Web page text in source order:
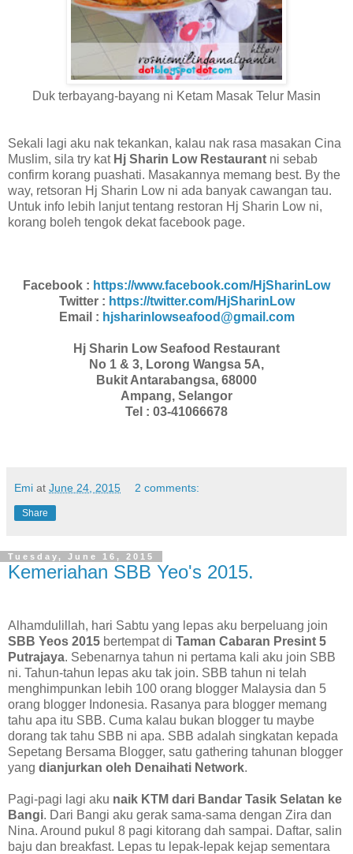
Duk terbayang-bayang ni Ketam Masak Telur Masin
Sekali lagi aku nak tekankan, kalau nak rasa masakan Cina
Muslim, sila try katHj Sharin Low Restaurant ni sebab
confirm korang puashati. Masakannya memang best. By the
way, retsoran Hj Sharin Low ni ada banyak cawangan tau.
Untuk info lebih lanjut tentang restoran Hj Sharin Low ni,
korang boleh tengok dekat facebook page.
Facebook : https://www.facebook.com/HjSharinLow
Twitter : https://twitter.com/HjSharinLow
Email : hjsharinlowseafood@gmail.com
Hj Sharin Low Seafood Restaurant
No 1 & 3, Lorong Wangsa 5A,
Bukit Antarabangsa, 68000
Ampang, Selangor
Tel : 03-41066678
Emi at June 24, 2015 2 comments:
Share
Tuesday, June 16, 2015
Kemeriahan SBB Yeo's 2015.
Alhamdulillah, hari Sabtu yang lepas aku berpeluang join
SBB Yeos 2015 bertempat di Taman Cabaran Presint 5
Putrajaya. Sebenarnya tahun ni pertama kali aku join SBB
ni. Tahun-tahun lepas aku tak join. SBB tahun ni telah
menghimpunkan lebih 100 orang blogger Malaysia dan 5
orang blogger Indonesia. Rasanya para blogger memang
tahu apa itu SBB. Cuma kalau bukan blogger tu maybe
dorang tak tahu SBB ni apa. SBB adalah singkatan kepada
Sepetang Bersama Blogger, satu gathering tahunan blogger
yang dianjurkan oleh Denaihati Network.
Pagi-pagi lagi aku naik KTM dari Bandar Tasik Selatan ke
Bangi. Dari Bangi aku gerak sama-sama dengan Zira dan
Nina. Around pukul 8 pagi kitorang dah sampai. Daftar, salin
baju dan breakfast. Lepas tu lepak-lepak kejap sementara